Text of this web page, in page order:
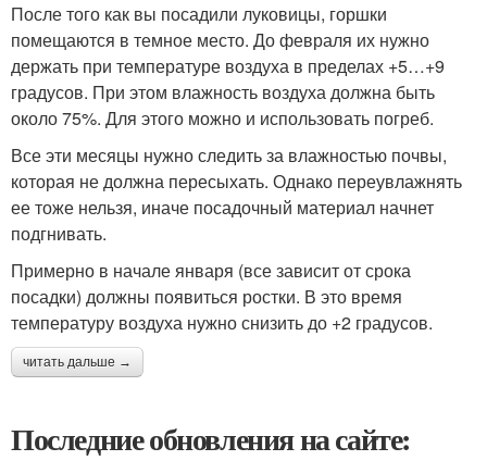
После того как вы посадили луковицы, горшки
помещаются в темное место. До февраля их нужно
держать при температуре воздуха в пределах +5…+9
градусов. При этом влажность воздуха должна быть
около 75%. Для этого можно и использовать погреб.
Все эти месяцы нужно следить за влажностью почвы,
которая не должна пересыхать. Однако переувлажнять
ее тоже нельзя, иначе посадочный материал начнет
подгнивать.
Примерно в начале января (все зависит от срока
посадки) должны появиться ростки. В это время
температуру воздуха нужно снизить до +2 градусов.
читать дальше →
Последние обновления на сайте: